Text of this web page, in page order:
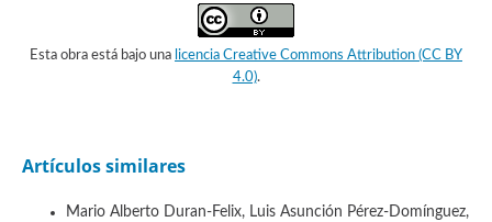
Esta obra está bajo una licencia Creative Commons Attribution (CC BY
4.0).
Artículos similares
Mario Alberto Duran-Felix, Luis Asunción Pérez-Domínguez,